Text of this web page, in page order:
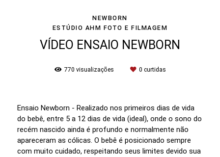
NEWBORN
ESTÚDIO AHM FOTO E FILMAGEM
VÍDEO ENSAIO NEWBORN
770 visualizações 0 curtidas
Ensaio Newborn - Realizado nos primeiros dias de vida
do bebê, entre 5 a 12 dias de vida (ideal), onde o sono do
recém nascido ainda é profundo e normalmente não
apareceram as cólicas. O bebê é posicionado sempre
com muito cuidado, respeitando seus limites devido sua